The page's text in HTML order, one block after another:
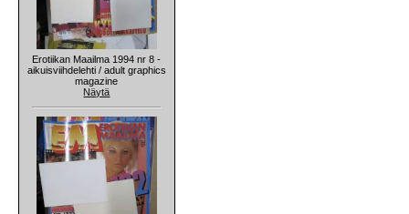
Erotiikan Maailma 1994 nr 8 -
aikuisviihdelehti / adult graphics
magazine
Näytä